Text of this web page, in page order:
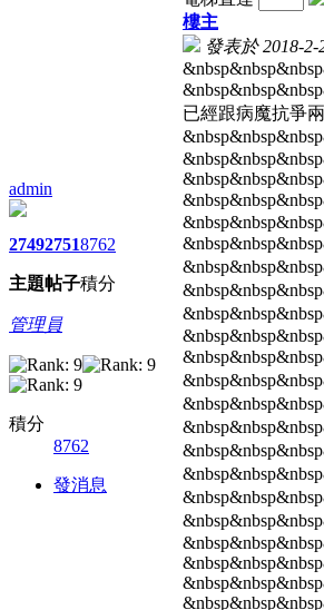
admin
2749
主題
2751
帖子
8762
積分
管理員
積分
8762
發消息
樓主
發表於 2018-2-
已經跟病魔抗爭